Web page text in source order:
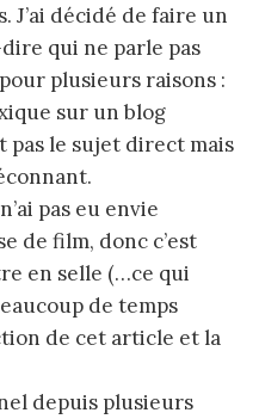
J’ai décidé de faire un
qui ne parle pas
plusieurs raisons :
sur un blog
pas le sujet direct mais
pas eu envie
de film, donc c’est
en selle (…ce qui
de temps
de cet article et la
depuis plusieurs